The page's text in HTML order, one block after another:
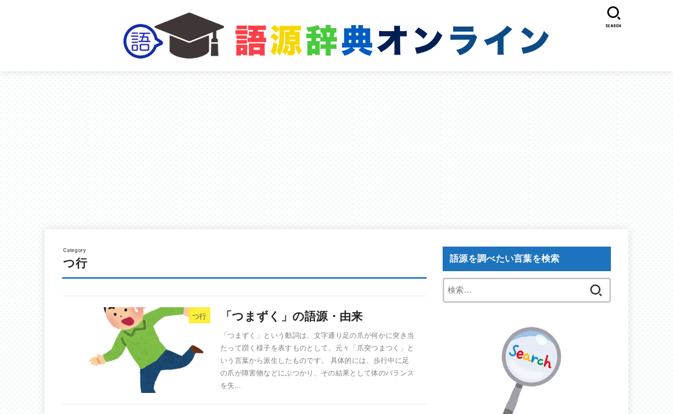
SEARCH
つ行
つ行 「つまずく」の語源・由来
「つまずく」という動詞は、文字通り足の爪が何かに突き当
たって躓く様子を表すものとして、元々「爪突つまつく」と
いう言葉から派生したものです。 具体的には、歩行中に足
の爪が障害物などにぶつかり、その結果として体のバランス
を失...
語源を調べたい言葉を検索
索: